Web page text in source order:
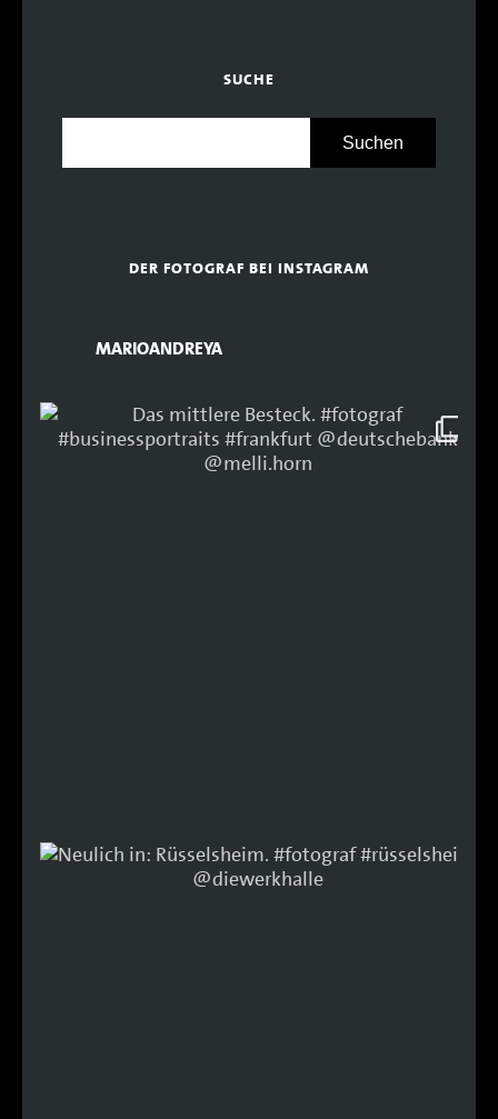
SUCHE
DER FOTOGRAF BEI INSTAGRAM
MARIOANDREYA